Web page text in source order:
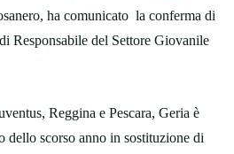
ha comunicato la conferma di
Responsabile del Settore Giovanile
Reggina e Pescara, Geria è
dello scorso anno in sostituzione di